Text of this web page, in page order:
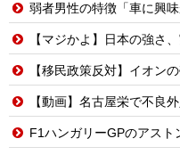
弱者男性の特徴「車に興味
【マジかよ】日本の強さ、実はこ
【移民政策反対】イオン
【動画】名古屋栄で不良外人
F1ハンガリーGPのアストンマーチンの改